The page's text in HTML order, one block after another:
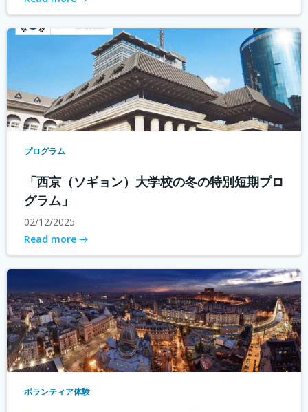
プログラム
「西京（ソギョン）大学校の冬の特別短期プロ
グラム」
02/12/2025
Read more
ボランティア体験